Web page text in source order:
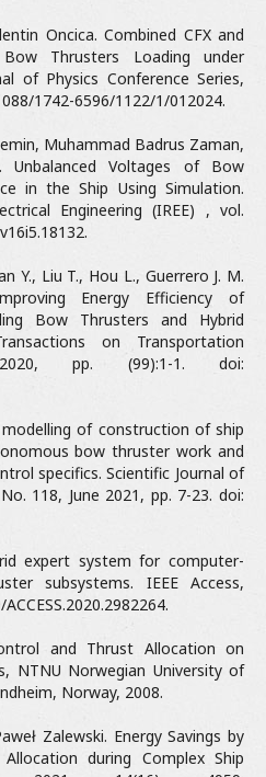
Oncica. Combined CFX and
Thrusters Loading under
of Physics Conference Series,
1742-6596/1122/1/012024.
Muhammad Badrus Zaman,
Unbalanced Voltages of Bow
in the Ship Using Simulation.
Engineering (IREE) , vol.
Y., Liu T., Hou L., Guerrero J. M.
Energy Efficiency of
Bow Thrusters and Hybrid
on Transportation
pp. (99):1-1. doi:
of construction of ship
bow thruster work and
specifics. Scientific Journal of
118, June 2021, pp. 7-23. doi:
expert system for computer-
subsystems. IEEE Access,
and Thrust Allocation on
NTNU Norwegian University of
Norway, 2008.
Zalewski. Energy Savings by
during Complex Ship